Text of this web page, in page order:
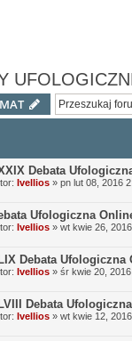
Debata
Ivellios » pn lut 08, 2016
Ufologiczna
Ivellios » wt kwie 26,
Debata
Ivellios » śr kwie 20,
Debata
Ivellios » wt kwie 12,